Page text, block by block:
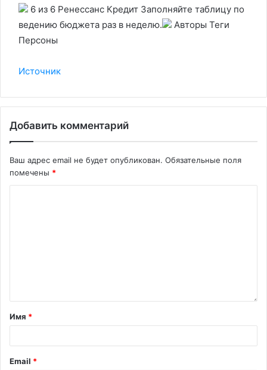
6 из 6 Ренессанс Кредит Заполняйте таблицу по
ведению бюджета раз в неделю.
Авторы Теги
Персоны
Источник
Добавить комментарий
Ваш адрес email не будет опубликован. Обязательные поля
помечены *
Имя *
Email *